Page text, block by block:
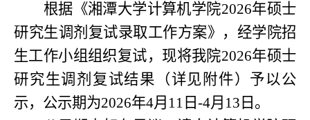
根据《湘潭大学计算机学院2026年硕士
研究生调剂 复试录取工作方案》，经学院招
生工作小组组织复试，现将我院2026年硕士
研究生调剂 复试结果 （详见附件） 予以公
示，公示期为2026年4月 11 日-4月 13 日。